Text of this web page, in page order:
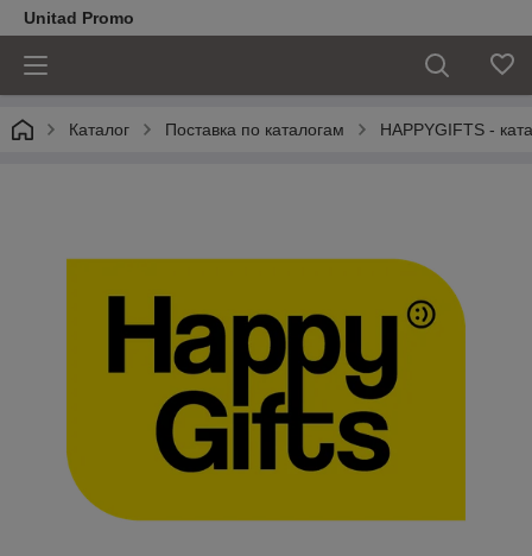
Unitad Promo
Каталог Поставка по каталогам HAPPYGIFTS -